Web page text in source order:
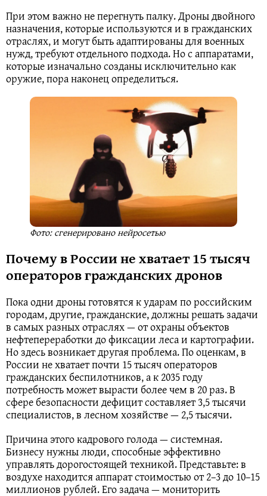
При этом важно не перегнуть палку. Дроны двойного
назначения, которые используются и в гражданских
отраслях, и могут быть адаптированы для военных
нужд, требуют отдельного подхода. Но с аппаратами,
которые изначально созданы исключительно как
оружие, пора наконец определиться.
Фото: сгенерировано нейросетью
Почему в России не хватает 15 тысяч
операторов гражданских дронов
Пока одни дроны готовятся к ударам по российским
городам, другие, гражданские, должны решать задачи
в самых разных отраслях — от охраны объектов
нефтепереработки до фиксации леса и картографии.
Но здесь возникает другая проблема. По оценкам, в
России не хватает почти 15 тысяч операторов
гражданских беспилотников, а к 2035 году
потребность может вырасти более чем в 20 раз. В
сфере безопасности дефицит составляет 3,5 тысячи
специалистов, в лесном хозяйстве — 2,5 тысячи.
Причина этого кадрового голода — системная.
Бизнесу нужны люди, способные эффективно
управлять дорогостоящей техникой. Представьте: в
воздухе находится аппарат стоимостью от 2–3 до 10–15
миллионов рублей. Его задача — мониторить